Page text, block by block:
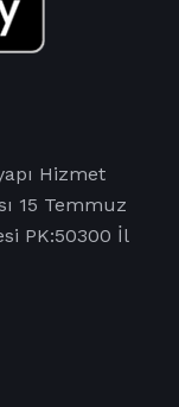
Hizmet
15 Temmuz
PK:50300 İl